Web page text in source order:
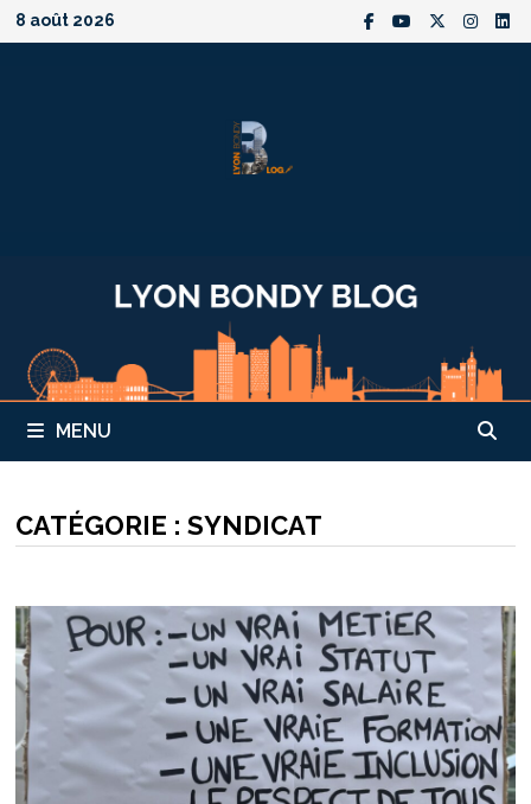
Passer
au
8 août 2026
MENU
CATÉGORIE : SYNDICAT